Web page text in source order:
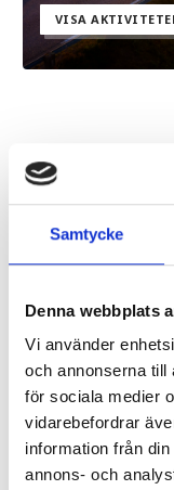
Samtycke
Denna webbplats
Vi använder
och annonserna till
för sociala medier
vidarebefordrar
information från
annons- och
VISA